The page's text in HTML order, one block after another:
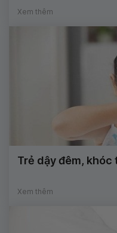
Xem thêm
Trẻ dậy đêm, khóc
Xem thêm